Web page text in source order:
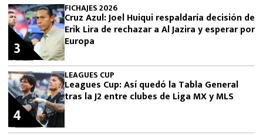
FICHAJES 2026
Cruz Azul: Joel Huiqui respaldaría decisión de
Erik Lira de rechazar a Al Jazira y esperar por
Europa
3
LEAGUES CUP
Leagues Cup: Así quedó la Tabla General
tras la J2 entre clubes de Liga MX y MLS
4